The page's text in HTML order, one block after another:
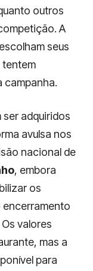
outros
A
seus
campanha.
ser adquiridos
avulsa nos
nacional de
, embora
os
encerramento
valores
mas a
para